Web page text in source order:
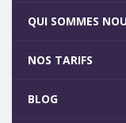
QUI SOMMES
NOS TARIFS
BLOG
5